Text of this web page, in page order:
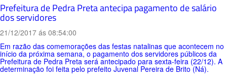
Prefeitura de Pedra Preta antecipa pagamento de salário
dos servidores
21/12/2017 ás 08:54:00
Em razão das comemorações das festas natalinas que acontecem no
início da próxima semana, o pagamento dos servidores públicos da
Prefeitura de Pedra Preta será antecipado para sexta-feira (22/12). A
determinação foi feita pelo prefeito Juvenal Pereira de Brito (Ná).